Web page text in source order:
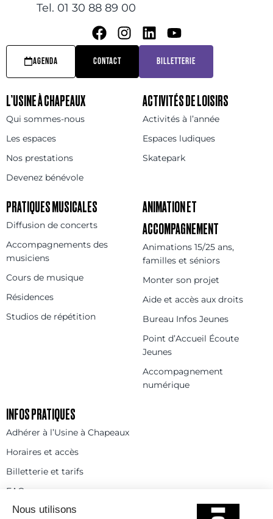
Tel. 01 30 88 89 00
AGENDA CONTACT BILLETTERIE
L’USINE À CHAPEAUX
Qui sommes-nous
Les espaces
Nos prestations
Devenez bénévole
ACTIVITÉS DE LOISIRS
Activités à l’année
Espaces ludiques
Skatepark
PRATIQUES MUSICALES
Diffusion de concerts
Accompagnements des
musiciens
Cours de musique
Résidences
Studios de répétition
ANIMATION ET
ACCOMPAGNEMENT
Animations 15/25 ans,
familles et séniors
Monter son projet
Aide et accès aux droits
Bureau Infos Jeunes
Point d’Accueil Écoute
Jeunes
Accompagnement
numérique
INFOS PRATIQUES
Adhérer à l’Usine à Chapeaux
Horaires et accès
Billetterie et tarifs
FAQ
Contact